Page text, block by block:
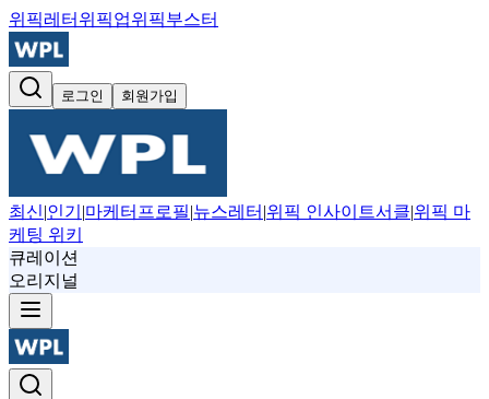
위픽레터 위픽업위픽부스터
로그인 회원가입
최신|인기 |마케터프로필|뉴스레터 |위픽 인사이트서클|위픽 마
케팅 위키
큐레이션
오리지널